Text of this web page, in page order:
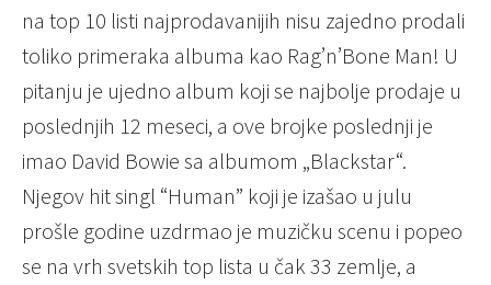
na top 10 listi najprodavanijih nisu zajedno prodali
toliko primeraka albuma kao Rag’n’Bone Man! U
pitanju je ujedno album koji se najbolje prodaje u
poslednjih 12 meseci, a ove brojke poslednji je
imao David Bowie sa albumom „Blackstar“.
Njegov hit singl “Human” koji je izašao u julu
prošle godine uzdrmao je muzičku scenu i popeo
se na vrh svetskih top lista u čak 33 zemlje, a